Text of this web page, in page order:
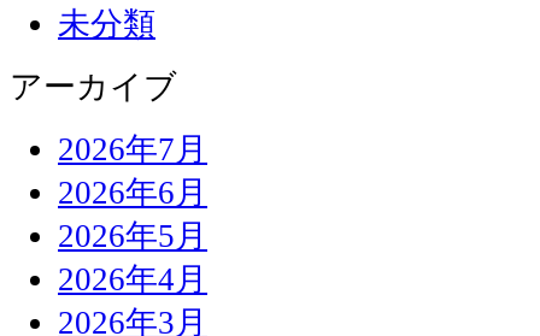
未分類
アーカイブ
2026年7月
2026年6月
2026年5月
2026年4月
2026年3月